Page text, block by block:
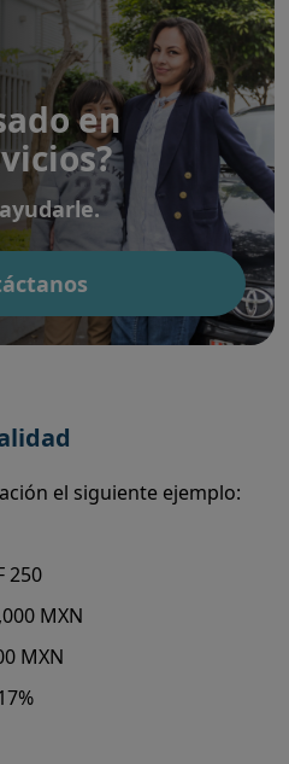
en
el siguiente ejemplo:
250
MXN
MXN